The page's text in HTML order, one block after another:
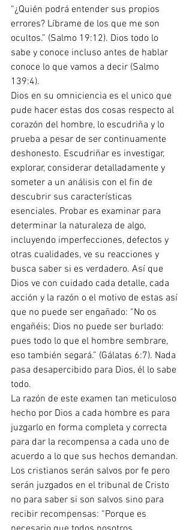
“¿Quién podrá entender sus propios
errores? Líbrame de los que me son
ocultos.” (Salmo 19:12). Dios todo lo
sabe y conoce incluso antes de hablar
conoce lo que vamos a decir (Salmo
139:4).
Dios en su omniciencia es el unico que
pude hacer estas dos cosas respecto al
corazón del hombre, lo escudriña y lo
prueba a pesar de ser continuamente
deshonesto. Escudriñar es investigar,
explorar, considerar detalladamente y
someter a un análisis con el fin de
descubrir sus características
esenciales. Probar es examinar para
determinar la naturaleza de algo,
incluyendo imperfecciones, defectos y
otras cualidades, ve su reacciones y
busca saber si es verdadero. Así que
Dios ve con cuidado cada detalle, cada
acción y la razón o el motivo de estas así
que no puede ser engañado: “No os
engañéis; Dios no puede ser burlado:
pues todo lo que el hombre sembrare,
eso también segará.” (Gálatas 6:7). Nada
pasa desapercibido para Dios, él lo sabe
todo.
La razón de este examen tan meticuloso
hecho por Dios a cada hombre es para
juzgarlo en forma completa y correcta
para dar la recompensa a cada uno de
acuerdo a lo que sus hechos demandan.
Los cristianos serán salvos por fe pero
serán juzgados en el tribunal de Cristo
no para saber si son salvos sino para
recibir recompensas: “Porque es